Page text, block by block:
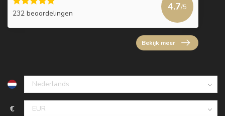
232 beoordelingen
4.7/5
Bekijk meer
€